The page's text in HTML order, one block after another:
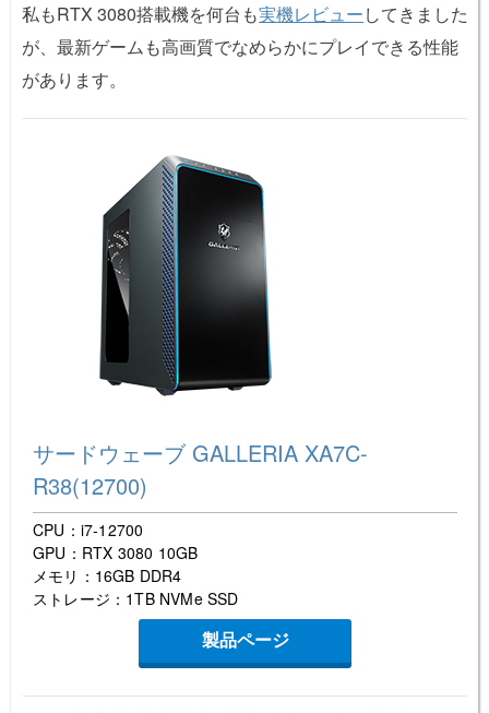
私もRTX 3080搭載機を何台も実機レビューしてきました
が、最新ゲームも高画質でなめらかにプレイできる性能
があります。
サードウェーブ GALLERIA XA7C-
R38(12700)
CPU：i7-12700
GPU：RTX 3080 10GB
メモリ：16GB DDR4
ストレージ：1TB NVMe SSD
製品ページ